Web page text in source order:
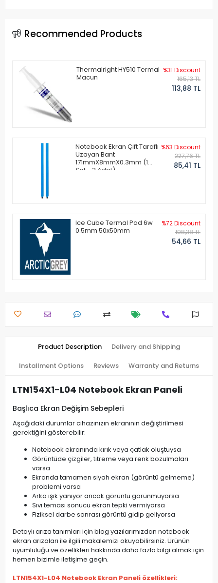
Recommended Products
Thermalright HY510 Termal
Macun
%31 Discount
165,13 TL
113,88 TL
Notebook Ekran Çift Taraflı
Uzayan Bant
171mmX8mmX0.3mm (1
Set - 2 Adet)
%63 Discount
227,76 TL
85,41 TL
Ice Cube Termal Pad 6w
0.5mm 50x50mm
%72 Discount
198,38 TL
54,66 TL
Product Description Delivery and Shipping
Installment Options Reviews Warranty and Returns
LTN154X1-L04 Notebook Ekran Paneli
Başlıca Ekran Değişim Sebepleri
Aşağıdaki durumlar cihazınızın ekranının değiştirilmesi
gerektiğini gösterebilir:
Notebook ekranında kırık veya çatlak oluştuysa
Görüntüde çizgiler, titreme veya renk bozulmaları
varsa
Ekranda tamamen siyah ekran (görüntü gelmeme)
problemi varsa
Arka ışık yanıyor ancak görüntü görünmüyorsa
Sıvı teması sonucu ekran tepki vermiyorsa
Fiziksel darbe sonrası görüntü gidip geliyorsa
Detaylı arıza tanımları için blog yazılarımızdan notebook
ekran arızaları ile ilgili makalemizi okuyabilirsiniz. Ürünün
uyumluluğu ve özellikleri hakkında daha fazla bilgi almak için
hemen bizimle iletişime geçin.
LTN154X1-L04 Notebook Ekran Paneli özellikleri: